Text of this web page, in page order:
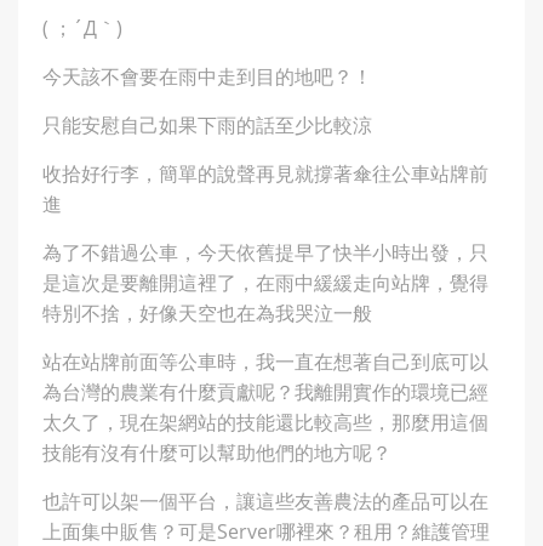
( ；´Д｀)
今天該不會要在雨中走到目的地吧？！
只能安慰自己如果下雨的話至少比較涼
收拾好行李，簡單的說聲再見就撐著傘往公車站牌前
進
為了不錯過公車，今天依舊提早了快半小時出發，只
是這次是要離開這裡了，在雨中緩緩走向站牌，覺得
特別不捨，好像天空也在為我哭泣一般
站在站牌前面等公車時，我一直在想著自己到底可以
為台灣的農業有什麼貢獻呢？我離開實作的環境已經
太久了，現在架網站的技能還比較高些，那麼用這個
技能有沒有什麼可以幫助他們的地方呢？
也許可以架一個平台，讓這些友善農法的產品可以在
上面集中販售？可是Server哪裡來？租用？維護管理